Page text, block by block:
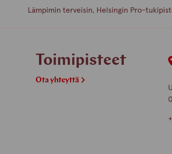
Lämpimin terveisin, Helsingin Pro-
Toimipisteet
Ota yhteyttä